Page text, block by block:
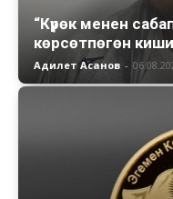
“Күрөк менен
көрсөтпөгөн
Адилет Асанов -